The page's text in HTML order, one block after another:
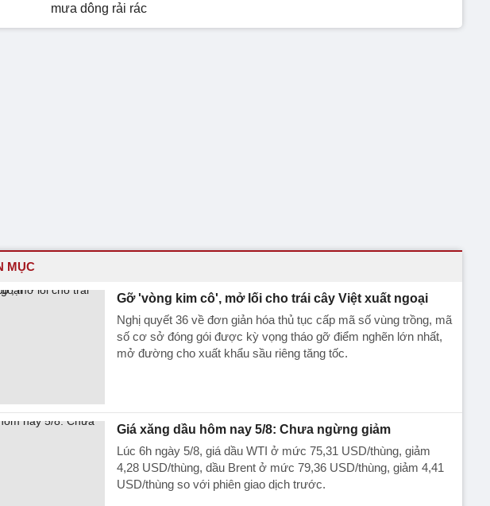
mưa dông rải rác
MỤC
Gỡ 'vòng kim cô', mở lối cho trái cây Việt xuất ngoại
Nghị quyết 36 về đơn giản hóa thủ tục cấp mã số vùng trồng, mã
số cơ sở đóng gói được kỳ vọng tháo gỡ điểm nghẽn lớn nhất,
mở đường cho xuất khẩu sầu riêng tăng tốc.
Giá xăng dầu hôm nay 5/8: Chưa ngừng giảm
Lúc 6h ngày 5/8, giá dầu WTI ở mức 75,31 USD/thùng, giảm
4,28 USD/thùng, dầu Brent ở mức 79,36 USD/thùng, giảm 4,41
USD/thùng so với phiên giao dịch trước.